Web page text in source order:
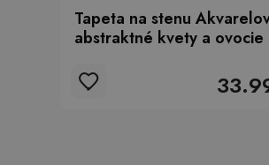
Tapeta na stenu
abstraktné kvety a ovocie